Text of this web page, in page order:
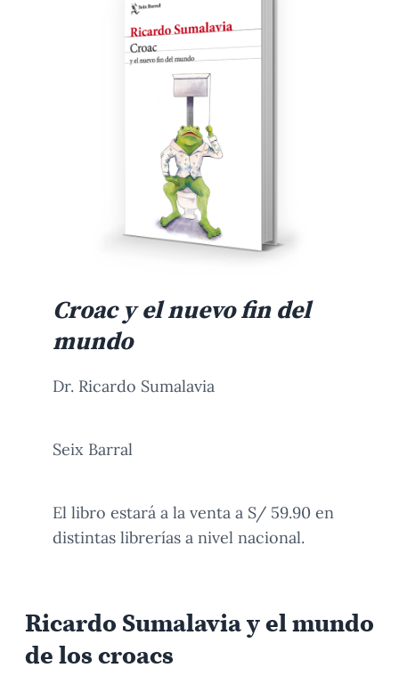
Croac y el nuevo fin del
mundo
Dr. Ricardo Sumalavia
Seix Barral
El libro estará a la venta a S/ 59.90 en
distintas librerías a nivel nacional.
Ricardo Sumalavia y el mundo
de los croacs